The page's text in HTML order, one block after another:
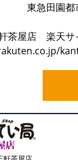
都市線 世
茶屋店 楽天サ